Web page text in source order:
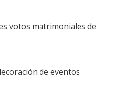
votos matrimoniales de
de eventos